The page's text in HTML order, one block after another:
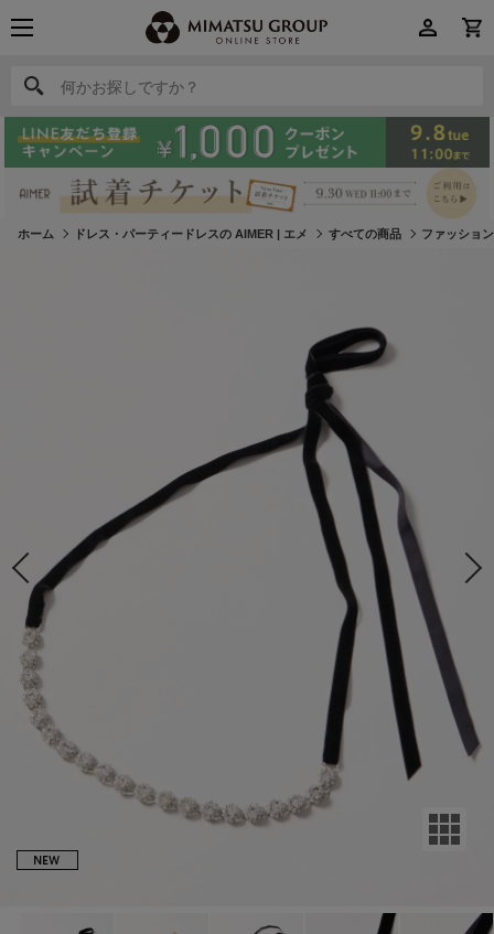
何かお探しですか？
何かお探しですか？
ホーム ドレス・パーティードレスの AIMER | エメ すべての商品 ファッショ